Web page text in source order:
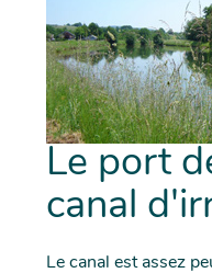
Le port
canal
Le canal est assez